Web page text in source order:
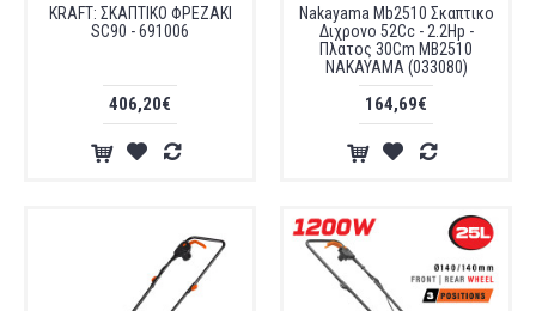
KRAFT: ΣΚΑΠΤΙΚΟ ΦΡΕΖΑΚΙ
SC90 - 691006
406,20€
Nakayama Mb2510 Σκαπτικο
Διχρονο 52Cc - 2.2Hp -
Πλατος 30Cm MB2510
NAKAYAMA (033080)
164,69€